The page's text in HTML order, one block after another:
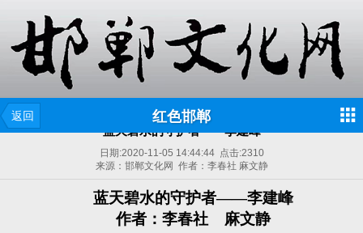
返回 红色邯郸
蓝天碧水的守护者——李建峰
日期:2020-11-05 14:44:44点击:2310
来源：邯郸文化网 作者：李春社 麻文静
蓝天碧水的守护者——李建峰
作者：李春社
麻文静